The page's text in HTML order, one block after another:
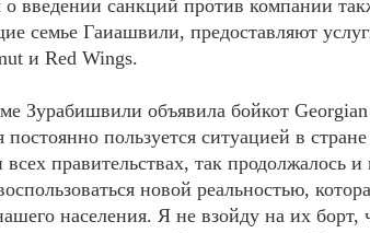
введении санкций против компании
семье Гаиашвили, предоставляют
и Red Wings.
Зурабишвили объявила бойкот Georgian
пользуется ситуацией в
правительствах, так продолжалось и
новой реальностью,
населения. Я не взойду на их борт,